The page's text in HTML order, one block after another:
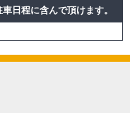
日程に含んで頂けます。